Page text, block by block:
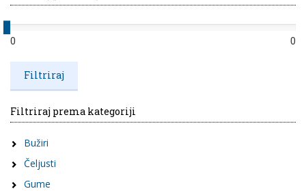
0 0
Filtriraj prema kategoriji
Bužiri
Čeljusti
Gume